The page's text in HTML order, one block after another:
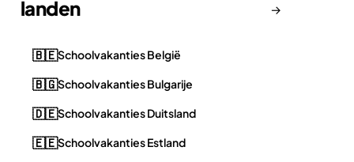
landen
→
🇧🇪Schoolvakanties België
🇧🇬Schoolvakanties Bulgarije
🇩🇪Schoolvakanties Duitsland
🇪🇪Schoolvakanties Estland